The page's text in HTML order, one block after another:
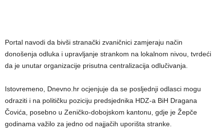
Portal navodi da bivši stranački zvaničnici zamjeraju način
donošenja odluka i upravljanje strankom na lokalnom nivou, tvrdeći
da je unutar organizacije prisutna centralizacija odlučivanja.
Istovremeno, Dnevno.hr ocjenjuje da se posljednji odlasci mogu
odraziti i na političku poziciju predsjednika HDZ-a BiH Dragana
Čovića, posebno u Zeničko-dobojskom kantonu, gdje je Žepče
godinama važilo za jedno od najjačih uporišta stranke.